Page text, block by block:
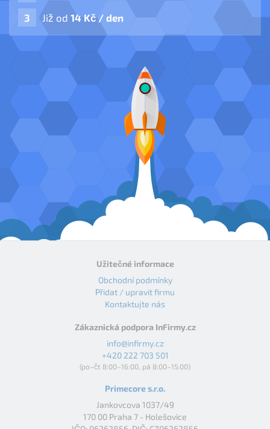
Již od 14 Kč / den
Užitečné informace
Obchodní podmínky
Přidat / upravit firmu
Kontaktujte nás
Zákaznická podpora InFirmy.cz
info@infirmy.cz
+420 222 703 501
(po–čt 8:00–16:00, pá 8:00–15:00)
Primecore s.r.o.
Jankovcova 1037/49
170 00 Praha 7 - Holešovice